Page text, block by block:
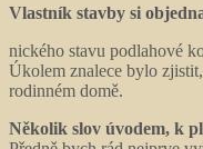
Vlastník stavby si
nického stavu podlahové
Úkolem znalece bylo
rodinném domě.
Několik slov úvodem, k